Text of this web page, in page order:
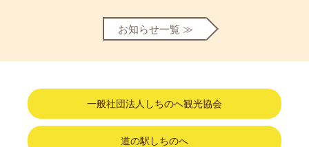
お知らせ一覧 ≫
一般社団法人しちのへ観光協会
道の駅しちのへ